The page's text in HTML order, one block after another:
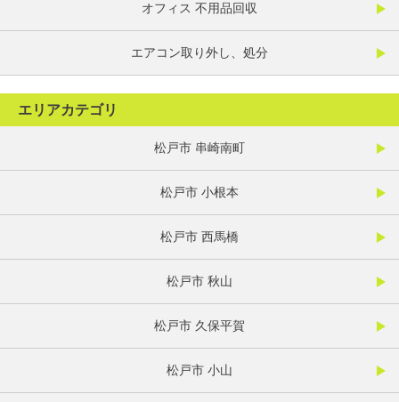
オフィス 不用品回収
エアコン取り外し、処分
エリアカテゴリ
松戸市 串崎南町
松戸市 小根本
松戸市 西馬橋
松戸市 秋山
松戸市 久保平賀
松戸市 小山